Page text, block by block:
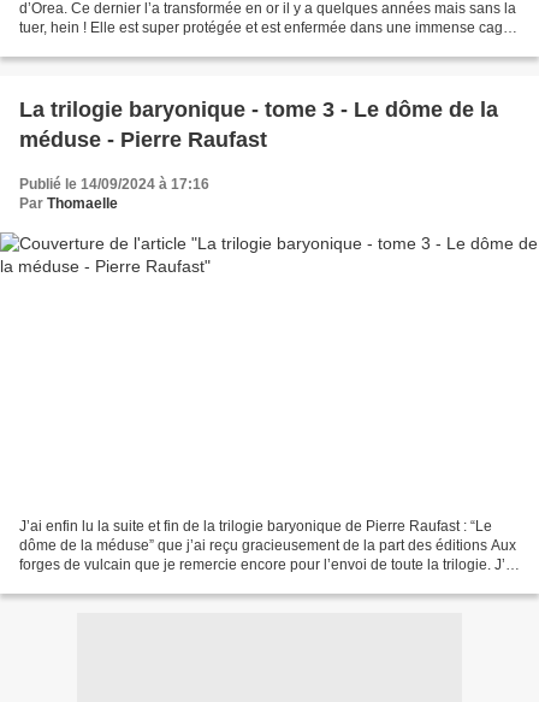
d’Orea. Ce dernier l’a transformée en or il y a quelques années mais sans la
tuer, hein ! Elle est super protégée et est enfermée dans une immense cage
La trilogie baryonique - tome 3 - Le dôme de la
méduse - Pierre Raufast
Publié le 14/09/2024 à 17:16
Par Thomaelle
J’ai enfin lu la suite et fin de la trilogie baryonique de Pierre Raufast : “Le
dôme de la méduse” que j’ai reçu gracieusement de la part des éditions Aux
forges de vulcain que je remercie encore pour l’envoi de toute la trilogie. J’ai